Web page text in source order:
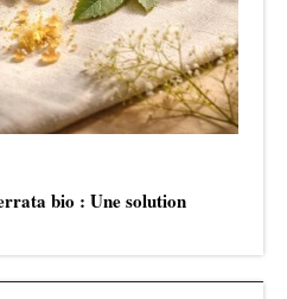
bio : Une solution